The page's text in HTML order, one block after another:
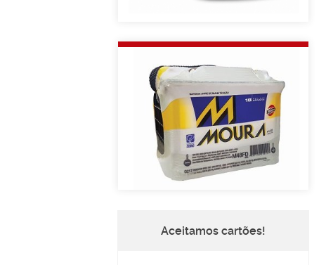
Aceitamos cartões!